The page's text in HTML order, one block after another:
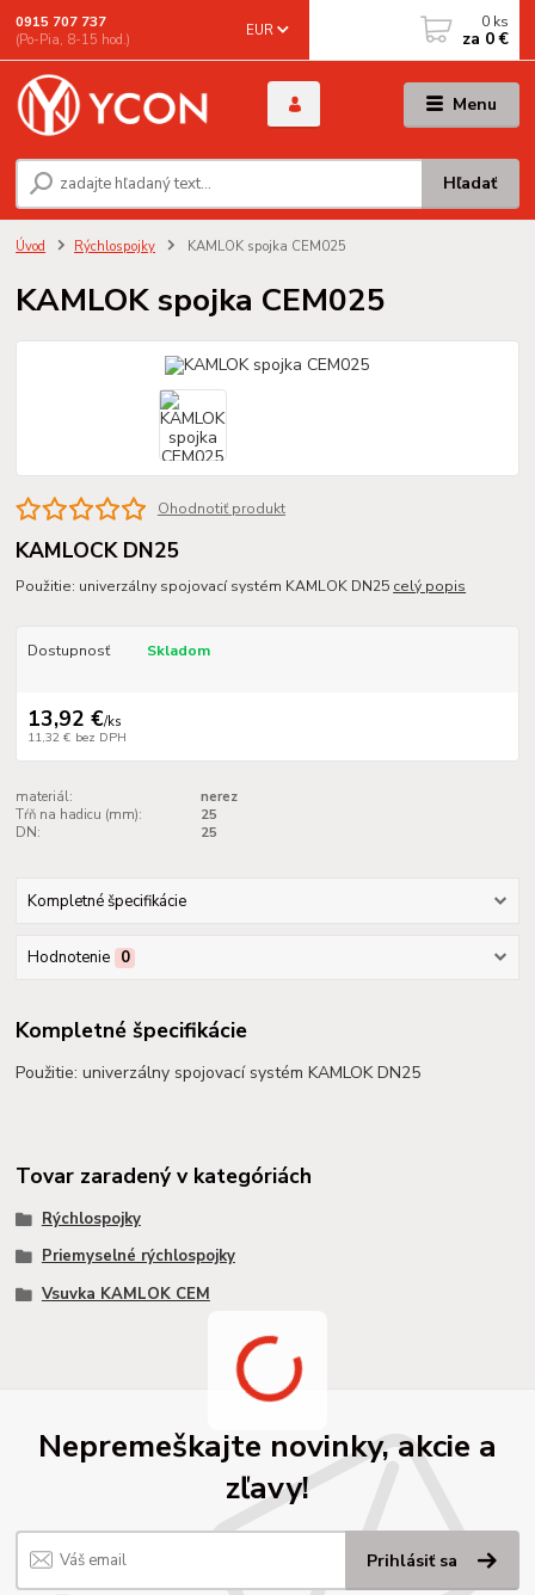
Menu
EUR
Hľadať
0915 707 737
(Po-Pia, 8-15 hod.)
0 ks
za 0 €
Úvod Rýchlospojky KAMLOK spojka CEM025
KAMLOK spojka CEM025
Ohodnotiť produkt
KAMLOCK DN25
Použitie: univerzálny spojovací systém KAMLOK DN25 celý popis
Dostupnosť Skladom
13,92 €/ks
11,32 € bez DPH
materiál:
nerez
Tŕň na hadicu (mm):
25
DN:
25
Kompletné špecifikácie
Hodnotenie 0
Kompletné špecifikácie
Použitie: univerzálny spojovací systém KAMLOK DN25
Tovar zaradený v kategóriách
Rýchlospojky
Priemyselné rýchlospojky
Vsuvka KAMLOK CEM
Nepremeškajte novinky, akcie a
zľavy!
Prihlásiť sa